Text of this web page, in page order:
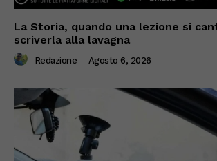
La Storia, quando una lezione si
scriverla alla lavagna
Redazione - Agosto 6, 2026